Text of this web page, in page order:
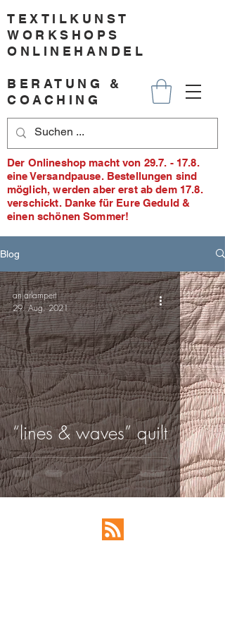
TEXTILKUNST
WORKSHOPS
ONLINEHANDEL
BERATUNG &
COACHING
Der Onlineshop macht von 29.7. - 17.8.
eine Versandpause. Bestellungen sind
möglich, werden aber erst ab dem 17.8.
verschickt. Danke für Eure Geduld &
einen schönen Sommer!
Blog
“lines & waves” quilt
anjarlampert
29. Aug. 2021